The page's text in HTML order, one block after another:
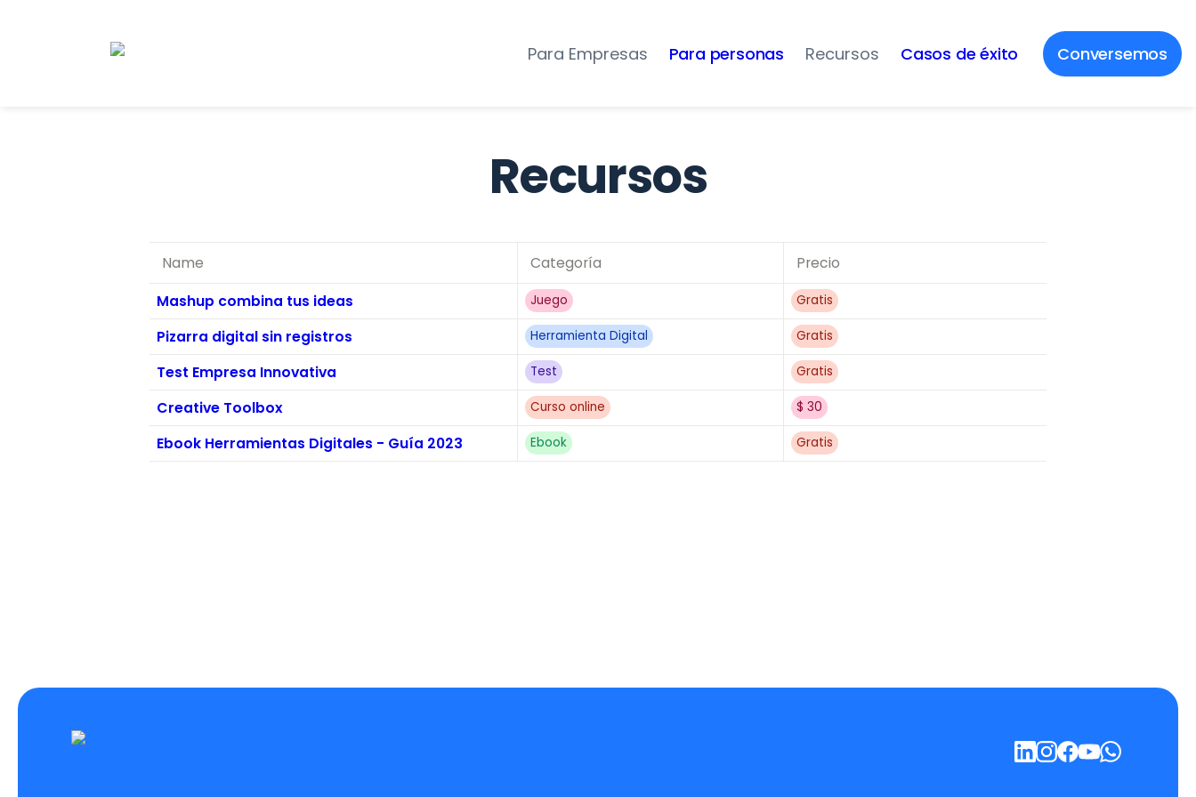
Para Empresas Para personas Recursos Casos de éxito Conversemos
Recursos
Name Categoría
Precio
Mashup combina tus ideas
Juego Gratis
Pizarra digital sin registros Herramienta Digital Gratis
Test Empresa Innovativa Test Gratis
Creative Toolbox Curso online $ 30
Ebook Herramientas Digitales - Guía 2023 Ebook Gratis